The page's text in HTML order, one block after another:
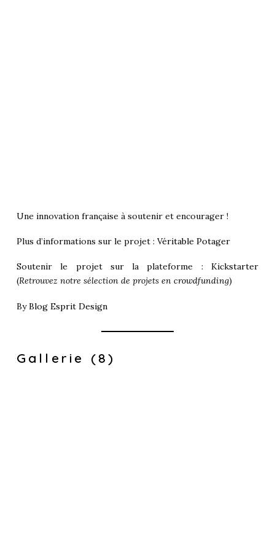
Une innovation française à soutenir et encourager !
Plus d’informations sur le projet : Véritable Potager
Soutenir le projet sur la plateforme :Kickstarter
(Retrouvez notre sélection de projets en crowdfunding)
ByBlog Esprit Design
Gallerie (8)